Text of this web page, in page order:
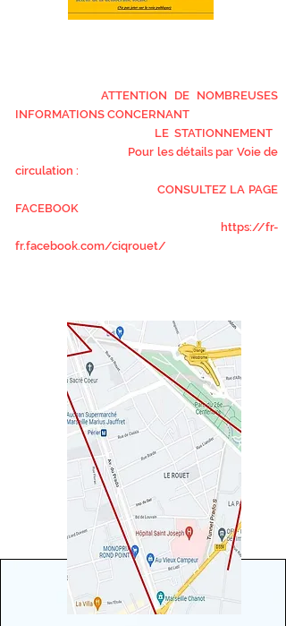
ATTENTION DE NOMBREUSES
INFORMATIONS CONCERNANT
LE STATIONNEMENT
Pour les détails par Voie de
circulation :
CONSULTEZ LA PAGE
FACEBOOK
https://fr-
fr.facebook.com/ciqrouet/